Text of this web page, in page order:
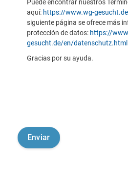
Puede encontrar nuestros
aquí: https://www.wg-
siguiente página se ofrece más
protección de datos: https://
gesucht.de/en/datenschutz.html
Gracias por su ayuda.